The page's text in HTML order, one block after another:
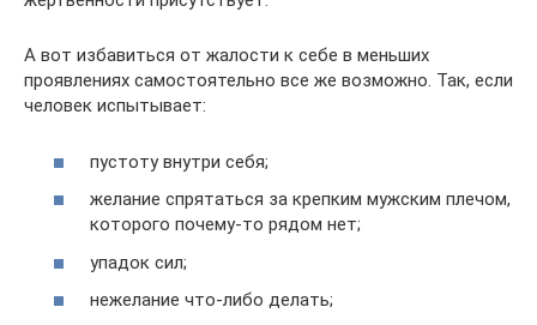
А вот избавиться от жалости к себе в меньших
проявлениях самостоятельно все же возможно. Так, если
человек испытывает:
пустоту внутри себя;
желание спрятаться за крепким мужским плечом,
которого почему-то рядом нет;
упадок сил;
нежелание что-либо делать;